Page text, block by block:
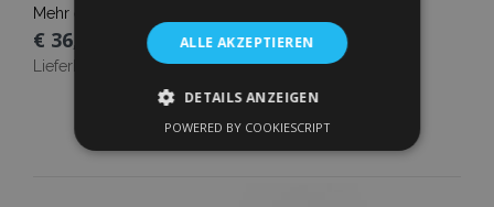
Mehr erfahren
€ 36,00
Lieferbarkeit: Auf Lager
In Den Warenkorb
ALLE AKZEPTIEREN
DETAILS ANZEIGEN
POWERED BY COOKIESCRIPT